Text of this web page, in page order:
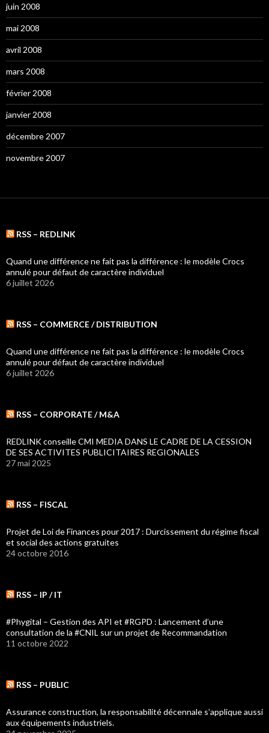
juin 2008
mai 2008
avril 2008
mars 2008
février 2008
janvier 2008
décembre 2007
novembre 2007
RSS – REDLINK
Quand une différence ne fait pas la différence : le modèle Crocs
annulé pour défaut de caractère individuel
6 juillet 2026
RSS – COMMERCE / DISTRIBUTION
Quand une différence ne fait pas la différence : le modèle Crocs
annulé pour défaut de caractère individuel
6 juillet 2026
RSS – CORPORATE / M&A
REDLINK conseille CMI MEDIA DANS LE CADRE DE LA CESSION
DE SES ACTIVITES PUBLICITAIRES REGIONALES
27 mai 2025
RSS – FISCAL
Projet de Loi de Finances pour 2017 : Durcissement du régime fiscal
et social des actions gratuites
24 octobre 2016
RSS – IP / IT
#Phygital – Gestion des API et #RGPD : Lancement d’une
consultation de la #CNIL sur un projet de Recommandation
11 octobre 2022
RSS – PUBLIC
Assurance construction, la responsabilité décennale s’applique aussi
aux équipements industriels.